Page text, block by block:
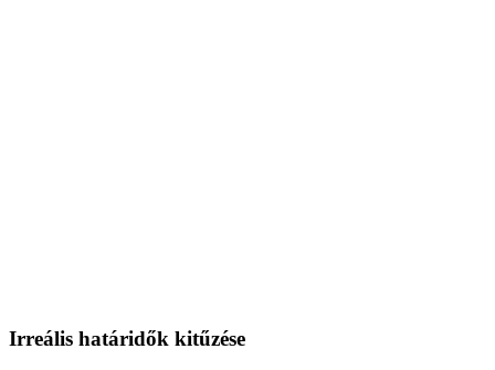
Irreális határidők kitűzése